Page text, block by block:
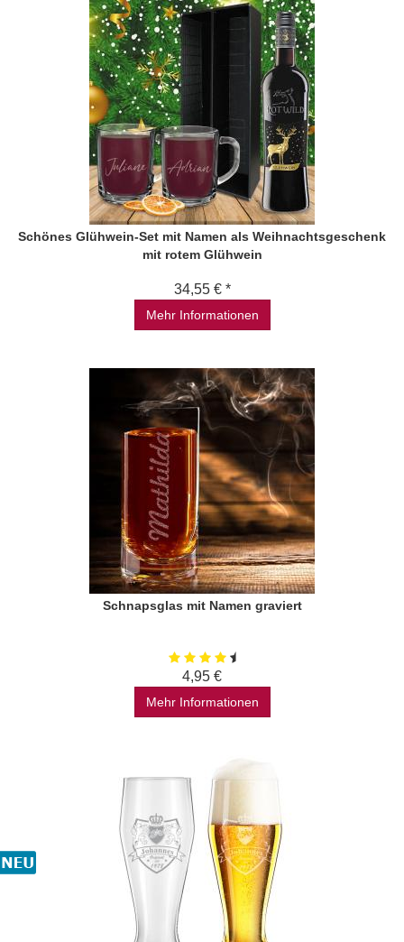
Schönes Glühwein-Set mit Namen als Weihnachtsgeschenk
mit rotem Glühwein
34,55 € *
Mehr Informationen
Schnapsglas mit Namen graviert
4,95 €
Mehr Informationen